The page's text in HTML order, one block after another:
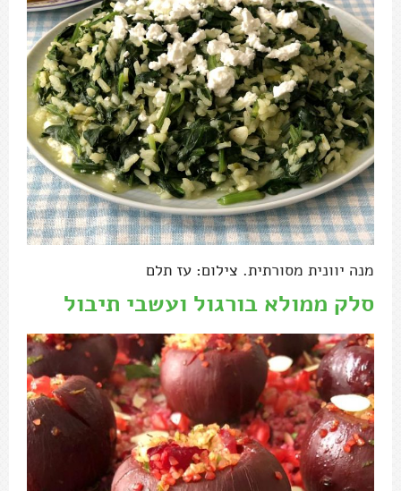
מנה יוונית מסורתית. צילום: עז תלם
סלק ממולא בורגול ועשבי תיבול